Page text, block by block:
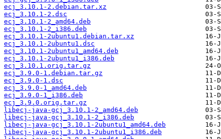
ecj_3.10.1-2.debian.tar.xz
ecj_3.10.1-2.dsc
ecj_3.10.1-2_amd64.deb
ecj_3.10.1-2_i386.deb
ecj_3.10.1-2ubuntu1.debian.tar.xz
ecj_3.10.1-2ubuntu1.dsc
ecj_3.10.1-2ubuntu1_amd64.deb
ecj_3.10.1-2ubuntu1_i386.deb
ecj_3.10.1.orig.tar.gz
ecj_3.9.0-1.debian.tar.gz
ecj_3.9.0-1.dsc
ecj_3.9.0-1_amd64.deb
ecj_3.9.0-1_i386.deb
ecj_3.9.0.orig.tar.gz
libecj-java-gcj_3.10.1-2_amd64.deb
libecj-java-gcj_3.10.1-2_i386.deb
libecj-java-gcj_3.10.1-2ubuntu1_amd64.deb
libecj-java-gcj_3.10.1-2ubuntu1_i386.deb